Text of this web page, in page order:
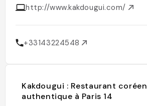
http://www.kakdougui.com/
+33143224548
Kakdougui : Restaurant coréen
authentique à Paris 14